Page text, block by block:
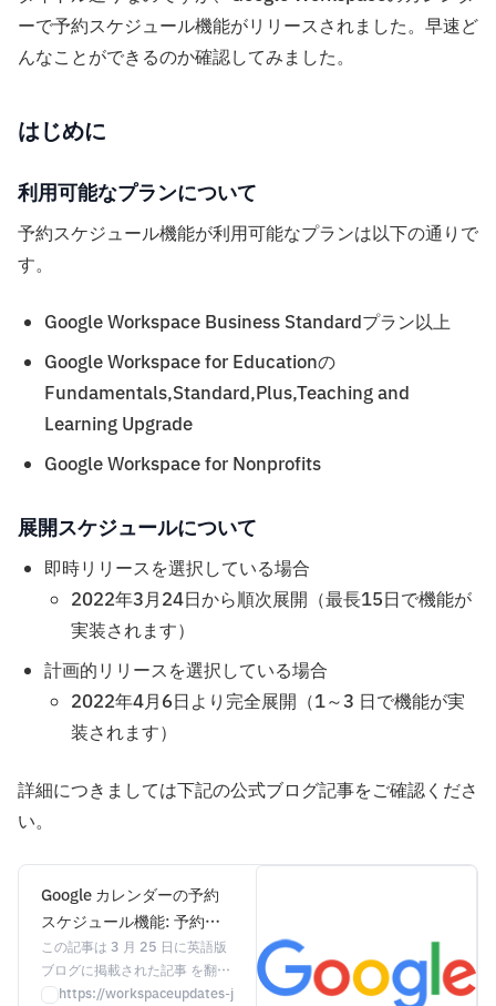
ーで予約スケジュール機能がリリースされました。早速ど
んなことができるのか確認してみました。
はじめに
利用可能なプランについて
予約スケジュール機能が利用可能なプランは以下の通りで
す。
Google Workspace Business Standardプラン以上
Google Workspace for Educationの
Fundamentals,Standard,Plus,Teaching and
Learning Upgrade
Google Workspace for Nonprofits
展開スケジュールについて
即時リリースを選択している場合
2022年3月24日から順次展開（最長15日で機能が
実装されます）
計画的リリースを選択している場合
2022年4月6日より完全展開（1～3 日で機能が実
装されます）
詳細につきましては下記の公式ブログ記事をご確認くださ
い。
Google カレンダーの予約
スケジュール機能: 予約ペ
ージで組織外部と簡単にス
ケジュールを調整
この記事は 3 月 25 日に英語版
ブログに掲載された記事 を翻訳
したものです。 概要 Google カ
https://workspaceupdates-ja.googleblog.com/2022/04/google.html